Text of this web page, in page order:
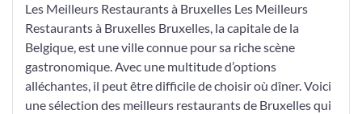
Les Meilleurs Restaurants à Bruxelles Les Meilleurs
Restaurants à Bruxelles Bruxelles, la capitale de la
Belgique, est une ville connue pour sa riche scène
gastronomique. Avec une multitude d’options
alléchantes, il peut être difficile de choisir où dîner. Voici
une sélection des meilleurs restaurants de Bruxelles qui